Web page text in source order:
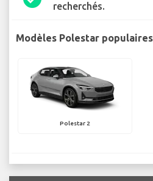
recherchés.
Modèles Polestar
Polestar 2